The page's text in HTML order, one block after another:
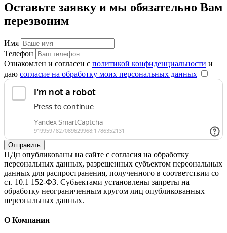
Оставьте заявку и мы обязательно Вам
перезвоним
Имя
Телефон
Ознакомлен и согласен с политикой конфиденциальности и
даю согласие на обработку моих персональных данных
Отправить
ПДн опубликованы на сайте с согласия на обработку
персональных данных, разрешенных субъектом персональных
данных для распространения, полученного в соответствии со
ст. 10.1 152-ФЗ. Субъектами установлены запреты на
обработку неограниченным кругом лиц опубликованных
персональных данных.
О Компании